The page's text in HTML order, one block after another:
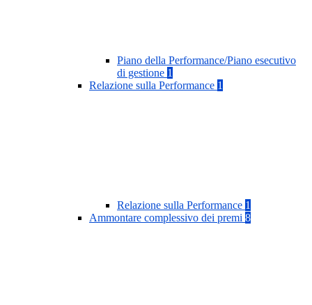
Piano della Performance/Piano esecutivo
di gestione 1
Relazione sulla Performance 1
Relazione sulla Performance 1
Ammontare complessivo dei premi 8